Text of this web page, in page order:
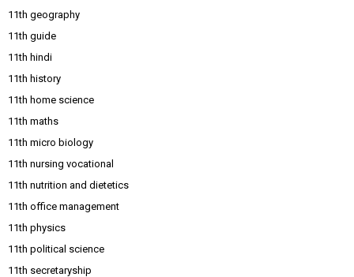
11th geography
11th guide
11th hindi
11th history
11th home science
11th maths
11th micro biology
11th nursing vocational
11th nutrition and dietetics
11th office management
11th physics
11th political science
11th secretaryship